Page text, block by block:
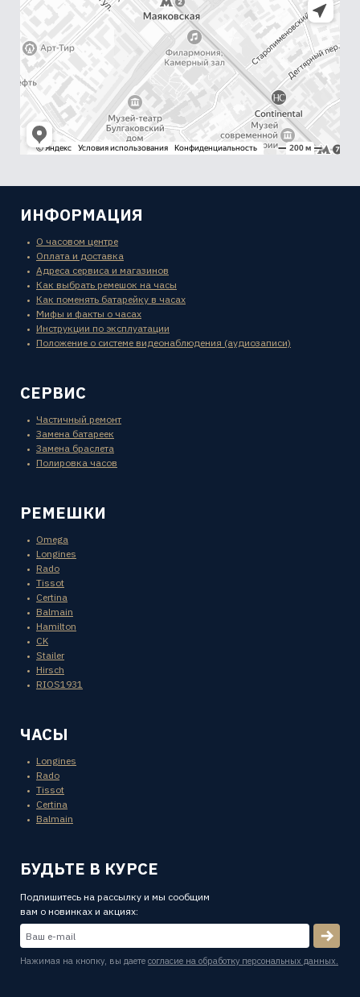
ИНФОРМАЦИЯ
О часовом центре
Оплата и доставка
Адреса сервиса и магазинов
Как выбрать ремешок на часы
Как поменять батарейку в часах
Мифы и факты о часах
Инструкции по эксплуатации
Положение о системе видеонаблюдения (аудиозаписи)
СЕРВИС
Частичный ремонт
Замена батареек
Замена браслета
Полировка часов
РЕМЕШКИ
Omega
Longines
Rado
Tissot
Certina
Balmain
Hamilton
CK
Stailer
Hirsch
RIOS1931
ЧАСЫ
Longines
Rado
Tissot
Certina
Balmain
БУДЬТЕ В КУРСЕ
Подпишитесь на рассылку и мы сообщим
вам о новинках и акциях:
Нажимая на кнопку, вы даете согласие на обработку персональных данных.